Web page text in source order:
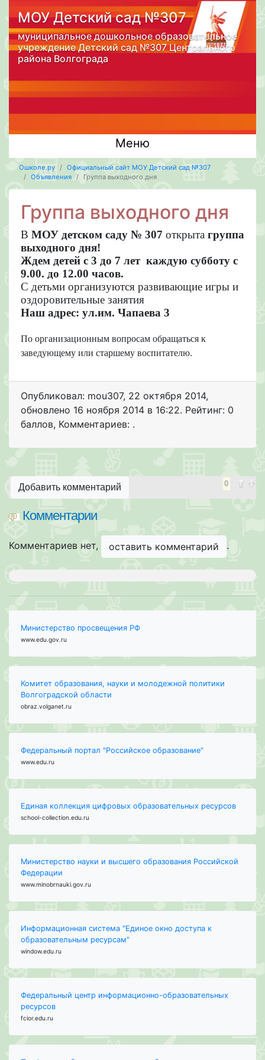
МОУ Детский сад №307
муниципальное дошкольное образовательное
учреждение Детский сад №307 Центрального
района Волгограда
Меню
Ошколе.ру
Официальный сайт МОУ Детский сад №307
Объявления
Группа выходного дня
Группа выходного дня
В МОУ детском саду № 307 открыта группа
выходного дня!
Ждем детей с 3 до 7 лет каждую субботу с
9.00. до 12.00 часов.
С детьми организуются развивающие игры и
оздоровительные занятия
Наш адрес: ул.им. Чапаева 3
По организационным вопросам обращаться к
заведующему или старшему воспитателю.
Опубликовал: mou307, 22 октября 2014,
обновлено 16 ноября 2014 в 16:22. Рейтинг: 0
баллов, Комментариев: .
0
Добавить комментарий
Комментарии
Комментариев нет, оставить комментарий .
Министерство просвещения РФ
www.edu.gov.ru
Комитет образования, науки и молодежной политики
Волгоградской области
obraz.volganet.ru
Федеральный портал "Российское образование"
www.edu.ru
Единая коллекция цифровых образовательных ресурсов
school-collection.edu.ru
Министерство науки и высшего образования Российской
Федерации
www.minobrnauki.gov.ru
Информационная система "Единое окно доступа к
образовательным ресурсам"
window.edu.ru
Федеральный центр информационно-образовательных
ресурсов
fcior.edu.ru